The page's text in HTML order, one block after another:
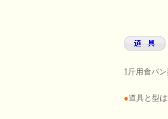
1斤用食パ
●道具と型は